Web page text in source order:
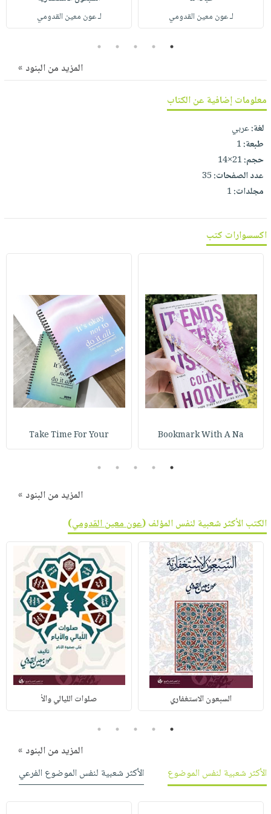
أطفال
فيديوهات
أسئلة
خدمات
نيل
وفرات
انشر
كتابك
تواصل
معنا
الإصدارات
لـ عون معين القدومي
لـ عون معين القدومي
1
2
3
4
5
المزيد من البنود »
معلومات إضافية عن الكتاب
لغة:عربي
طبعة:1
حجم:21×14
عدد الصفحات:35
مجلدات:1
اكسسوارات كتب
Bookmark With A Na
Take Time For Your
1
2
3
4
5
المزيد من البنود »
الكتب الأكثر شعبية لنفس المؤلف (عون معين القدومي)
السبعون الاستغفاري صلوات الليالي والأ
1
2
3
4
5
المزيد من البنود »
الأكثر شعبية لنفس الموضوع
الأكثر شعبية لنفس الموضوع الفرعي